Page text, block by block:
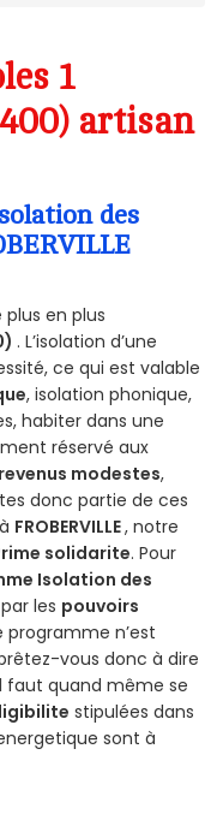
1
artisan
des
en plus
. L’isolation d’une
ce qui est valable
, isolation phonique,
habiter dans une
réservé aux
revenus modestes,
donc partie de ces
FROBERVILLE, notre
solidarite. Pour
Isolation des
les pouvoirs
programme n’est
vous donc à dire
faut quand même se
stipulées dans
sont à